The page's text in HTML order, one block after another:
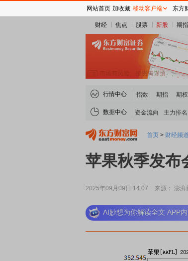
财经 焦点 股票 新股 期指
行情中心 指数 期指 期权
数据中心 资金流向 主力排名
首页 > 财经频道
苹果秋季发布
2025年09月09日 14:07 来源： 澎湃
AI妙想为你解读全文 APP
网站首页 加收藏 移动客户端 东方